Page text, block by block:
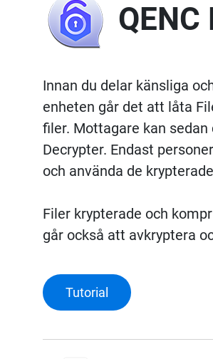
Innan du delar känsliga
enheten går det att låta
filer. Mottagare kan sedan
Decrypter. Endast
och använda de
Filer krypterade och
går också att avkryptera
Tutorial